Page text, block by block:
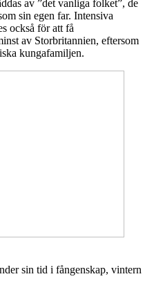
av ”det vanliga folket”, de
sin egen far. Intensiva
också för att få
av Storbritannien, eftersom
kungafamiljen.
sin tid i fångenskap, vintern